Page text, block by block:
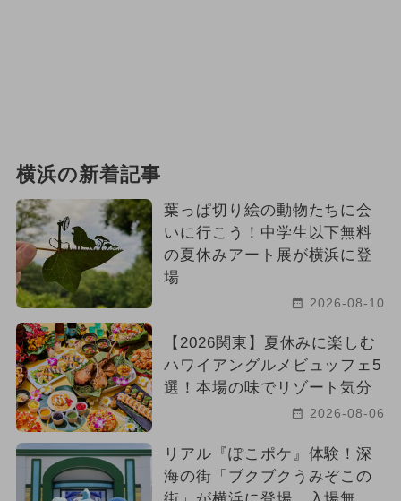
横浜の新着記事
葉っぱ切り絵の動物たちに会
いに行こう！中学生以下無料
の夏休みアート展が横浜に登
場
2026-08-10
【2026関東】夏休みに楽しむ
ハワイアングルメビュッフェ5
選！本場の味でリゾート気分
2026-08-06
リアル『ぽこポケ』体験！深
海の街「ブクブクうみぞこの